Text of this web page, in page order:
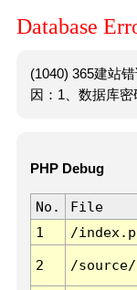
Database
(1040) 365建站
因：1、数据库密
PHP Debug
No. File
1
/
2 /